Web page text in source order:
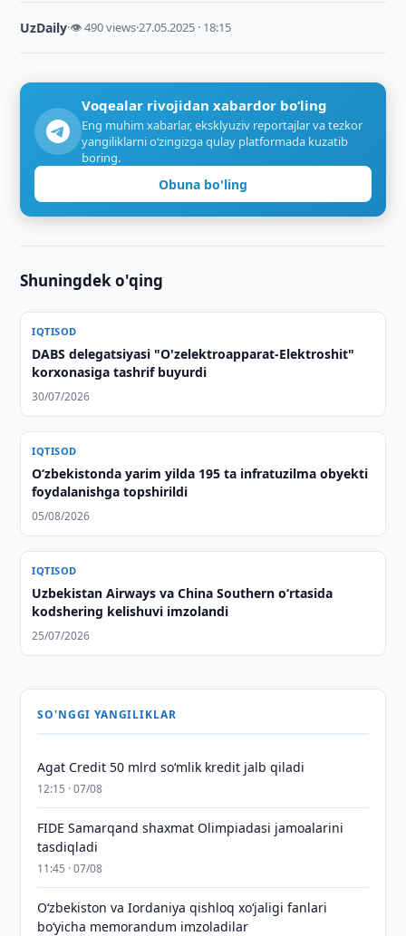
UzDaily·👁 490 views·27.05.2025 · 18:15
Voqealar rivojidan xabardor bo‘ling
Eng muhim xabarlar, eksklyuziv reportajlar va tezkor
yangiliklarni o‘zingizga qulay platformada kuzatib
boring.
Obuna bo'ling
Shuningdek o'qing
IQTISOD
DABS delegatsiyasi "O'zelektroapparat-Elektroshit"
korxonasiga tashrif buyurdi
30/07/2026
IQTISOD
O‘zbekistonda yarim yilda 195 ta infratuzilma obyekti
foydalanishga topshirildi
05/08/2026
IQTISOD
Uzbekistan Airways va China Southern o‘rtasida
kodshering kelishuvi imzolandi
25/07/2026
SO'NGGI YANGILIKLAR
Agat Credit 50 mlrd so‘mlik kredit jalb qiladi
12:15 · 07/08
FIDE Samarqand shaxmat Olimpiadasi jamoalarini
tasdiqladi
11:45 · 07/08
Oʻzbekiston va Iordaniya qishloq xoʻjaligi fanlari
boʻyicha memorandum imzoladilar